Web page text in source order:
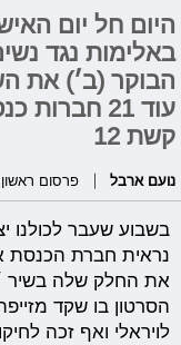
היום חל יום
באלימות נגד
הבוקר (ב׳) את
עוד 21
קשת 12
נועם ארבל פרסום ראשון: 08/03/2021,
בשבוע שעבר לכולנו
נראית חברת הכנסת
את החלק שלה בשיר
הסרטון בו שקד
לויראלי ואף זכה